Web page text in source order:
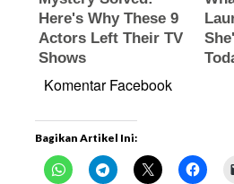
Komentar Facebook
Bagikan Artikel Ini: